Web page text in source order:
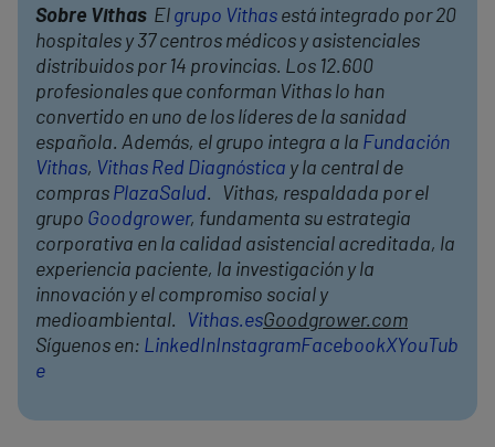
Sobre Vithas El grupo Vithas está integrado por 20
hospitales y 37 centros médicos y asistenciales
distribuidos por 14 provincias. Los 12.600
profesionales que conforman Vithas lo han
convertido en uno de los líderes de la sanidad
española. Además, el grupo integra a la Fundación
Vithas, Vithas Red Diagnóstica y la central de
compras PlazaSalud. Vithas, respaldada por el
grupo Goodgrower, fundamenta su estrategia
corporativa en la calidad asistencial acreditada, la
experiencia paciente, la investigación y la
innovación y el compromiso social y
medioambiental.
Vithas.esGoodgrower.com
Síguenos en: LinkedInInstagramFacebookXYouTub
e